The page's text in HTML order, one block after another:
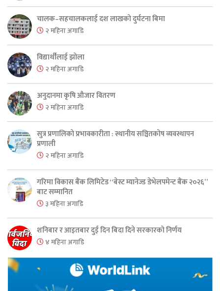
चालक–सहचालकलाई दश लाखको दुर्घटना बिमा
२ महिना अगाडि
विद्यार्थीलाई झोला
२ महिना अगाडि
अनुदानमा कृषि औजार वितरण
२ महिना अगाडि
सुत्र प्रणालिको प्रभावकारीता : स्थानीय सञ्चितकोष व्यवस्थापन
प्रणाली
२ महिना अगाडि
गरिमा विकास बैंक लिमिटेड “बेस्ट म्यानेज्ड डेभेलपमेन्ट बैंक २०२६”
बाट सम्मानित
३ महिना अगाडि
शनिबार र आइतबार दुई दिन बिदा दिने सरकारको निर्णय
४ महिना अगाडि